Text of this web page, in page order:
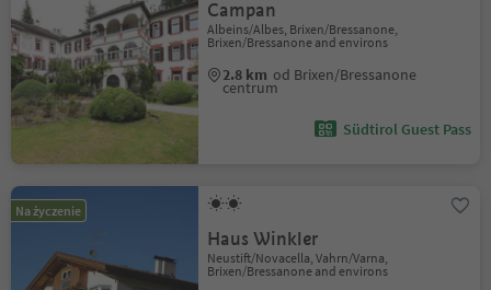
Campan
Albeins/Albes, Brixen/Bressanone,
Brixen/Bressanone and environs
2.8 km od Brixen/Bressanone
centrum
Südtirol Guest Pass
Na życzenie
Haus Winkler
Neustift/Novacella, Vahrn/Varna,
Brixen/Bressanone and environs